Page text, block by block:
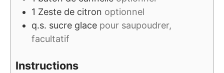
1 Zeste de citron optionnel
q.s. sucre glace pour saupoudrer,
facultatif
Instructions